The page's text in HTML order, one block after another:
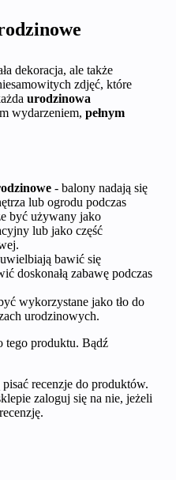
dekoracja, ale także
zdjęć, które
urodzinowa
wydarzeniem, pełnym
- balony nadają się
lub ogrodu podczas
być używany jako
lub jako część
bawić się
doskonałą zabawę podczas
wykorzystane jako tło do
urodzinowych.
tego produktu. Bądź
recenzje do produktów.
zaloguj się na nie, jeżeli